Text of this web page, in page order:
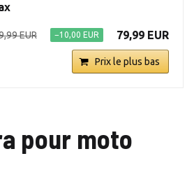
EUR −10,00 EUR 79,99 EUR
Prix le plus bas
pour moto